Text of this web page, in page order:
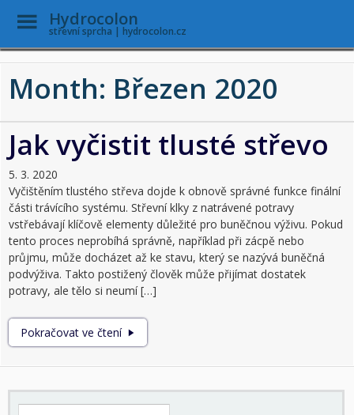
Skip to main content
Hydrocolon
střevní sprcha | hydrocolon.cz
Toggle
Menu
Month: Březen 2020
Jak vyčistit tlusté střevo
5. 3. 2020
Vyčištěním tlustého střeva dojde k obnově správné funkce finální
části trávícího systému. Střevní klky z natrávené potravy
vstřebávají klíčově elementy důležité pro buněčnou výživu. Pokud
tento proces neprobíhá správně, například při zácpě nebo
průjmu, může docházet až ke stavu, který se nazývá buněčná
podvýživa. Takto postižený člověk může přijímat dostatek
potravy, ale tělo si neumí […]
Pokračovat ve čtení
Jak vyčistit tlusté střevo